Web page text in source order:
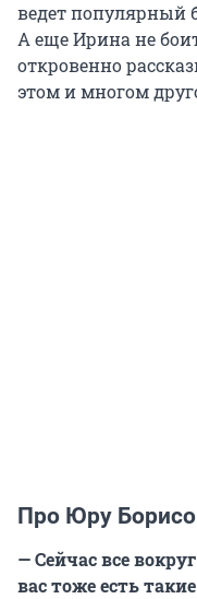
ведет популярный
А еще Ирина не
откровенно
этом и многом
Про Юру
— Сейчас все
вас тоже есть